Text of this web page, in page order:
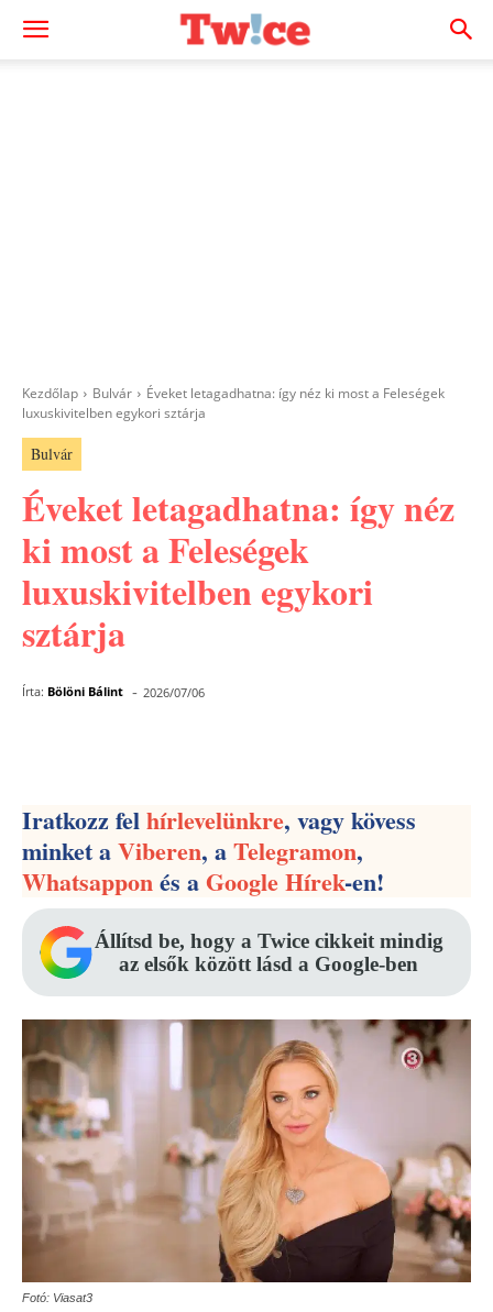
Kezdőlap Bulvár
Éveket letagadhatna: így néz ki most a Feleségek
luxuskivitelben egykori sztárja
Bulvár
Éveket letagadhatna: így néz
ki most a Feleségek
luxuskivitelben egykori
sztárja
Írta: Bölöni Bálint - 2026/07/06
Iratkozz felhírlevelünkre, vagy kövess
minket aViberen, aTelegramon,
Whatsapponés aGoogle Hírek-en!
Állítsd be, hogy a Twice cikkeit mindig
az elsők között lásd a Google-ben
Fotó: Viasat3